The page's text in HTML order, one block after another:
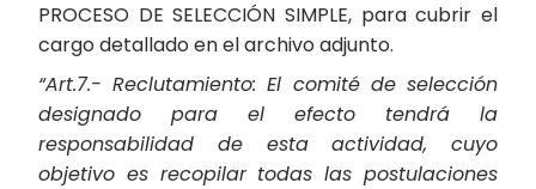
PROCESO DE SELECCIÓN SIMPLE, para cubrir el
cargo detallado en el archivo adjunto.
“Art.7.- Reclutamiento: El comité de selección
designado para el efecto tendrá la
responsabilidad de esta actividad, cuyo
objetivo es recopilar todas las postulaciones